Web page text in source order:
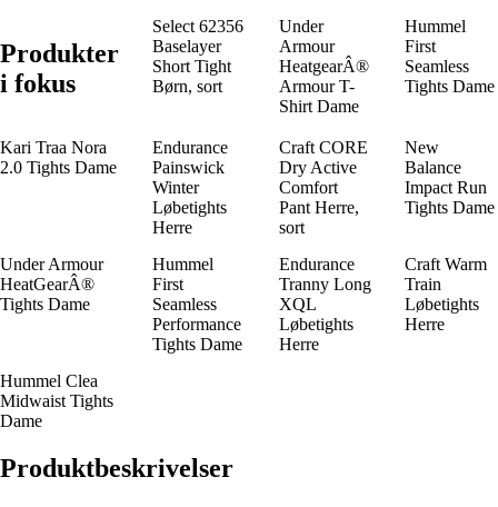
Produkter
i fokus
Select 62356
Baselayer
Short Tight
Børn, sort
Under
Armour
HeatgearÂ®
Armour T-
Shirt Dame
Hummel
First
Seamless
Tights Dame
Kari Traa Nora
2.0 Tights Dame
Endurance
Painswick
Winter
Løbetights
Herre
Craft CORE
Dry Active
Comfort
Pant Herre,
sort
New
Balance
Impact Run
Tights Dame
Under Armour
HeatGearÂ®
Tights Dame
Hummel
First
Seamless
Performance
Tights Dame
Endurance
Tranny Long
XQL
Løbetights
Herre
Craft Warm
Train
Løbetights
Herre
Hummel Clea
Midwaist Tights
Dame
Produktbeskrivelser